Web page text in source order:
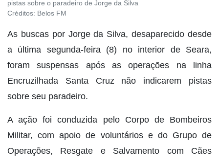
pistas sobre o paradeiro de Jorge da Silva
Créditos: Belos FM
As buscas por Jorge da Silva, desaparecido desde
a última segunda-feira (8) no interior de Seara,
foram suspensas após as operações na linha
Encruzilhada Santa Cruz não indicarem pistas
sobre seu paradeiro.
A ação foi conduzida pelo Corpo de Bombeiros
Militar, com apoio de voluntários e do Grupo de
Operações, Resgate e Salvamento com Cães